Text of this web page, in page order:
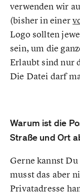
verwenden wir
(bisher in einer
Logo sollten
sein, um die
Erlaubt sind nur
Die Datei darf
Warum ist die
Straße und Ort
Gerne kannst
musst das aber
Privatadresse